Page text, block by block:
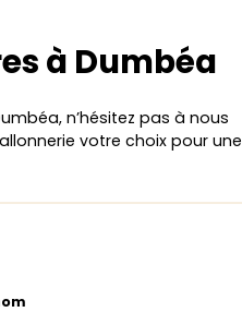
à Dumbéa
n’hésitez pas à nous
votre choix pour une